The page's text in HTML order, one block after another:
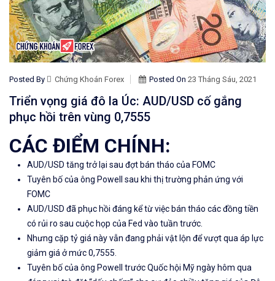
Posted By Chứng Khoán Forex Posted On 23 Tháng Sáu, 2021
Triển vọng giá đô la Úc: AUD/USD cố gắng
phục hồi trên vùng 0,7555
CÁC ĐIỂM CHÍNH:
AUD/USD tăng trở lại sau đợt bán tháo của FOMC
Tuyên bố của ông Powell sau khi thị trường phản ứng với
FOMC
AUD/USD đã phục hồi đáng kể từ việc bán tháo các đồng tiền
có rủi ro sau cuộc họp của Fed vào tuần trước.
Nhưng cặp tỷ giá này vẫn đang phải vật lộn để vượt qua áp lực
giảm giá ở mức 0,7555.
Tuyên bố của ông Powell trước Quốc hội Mỹ ngày hôm qua